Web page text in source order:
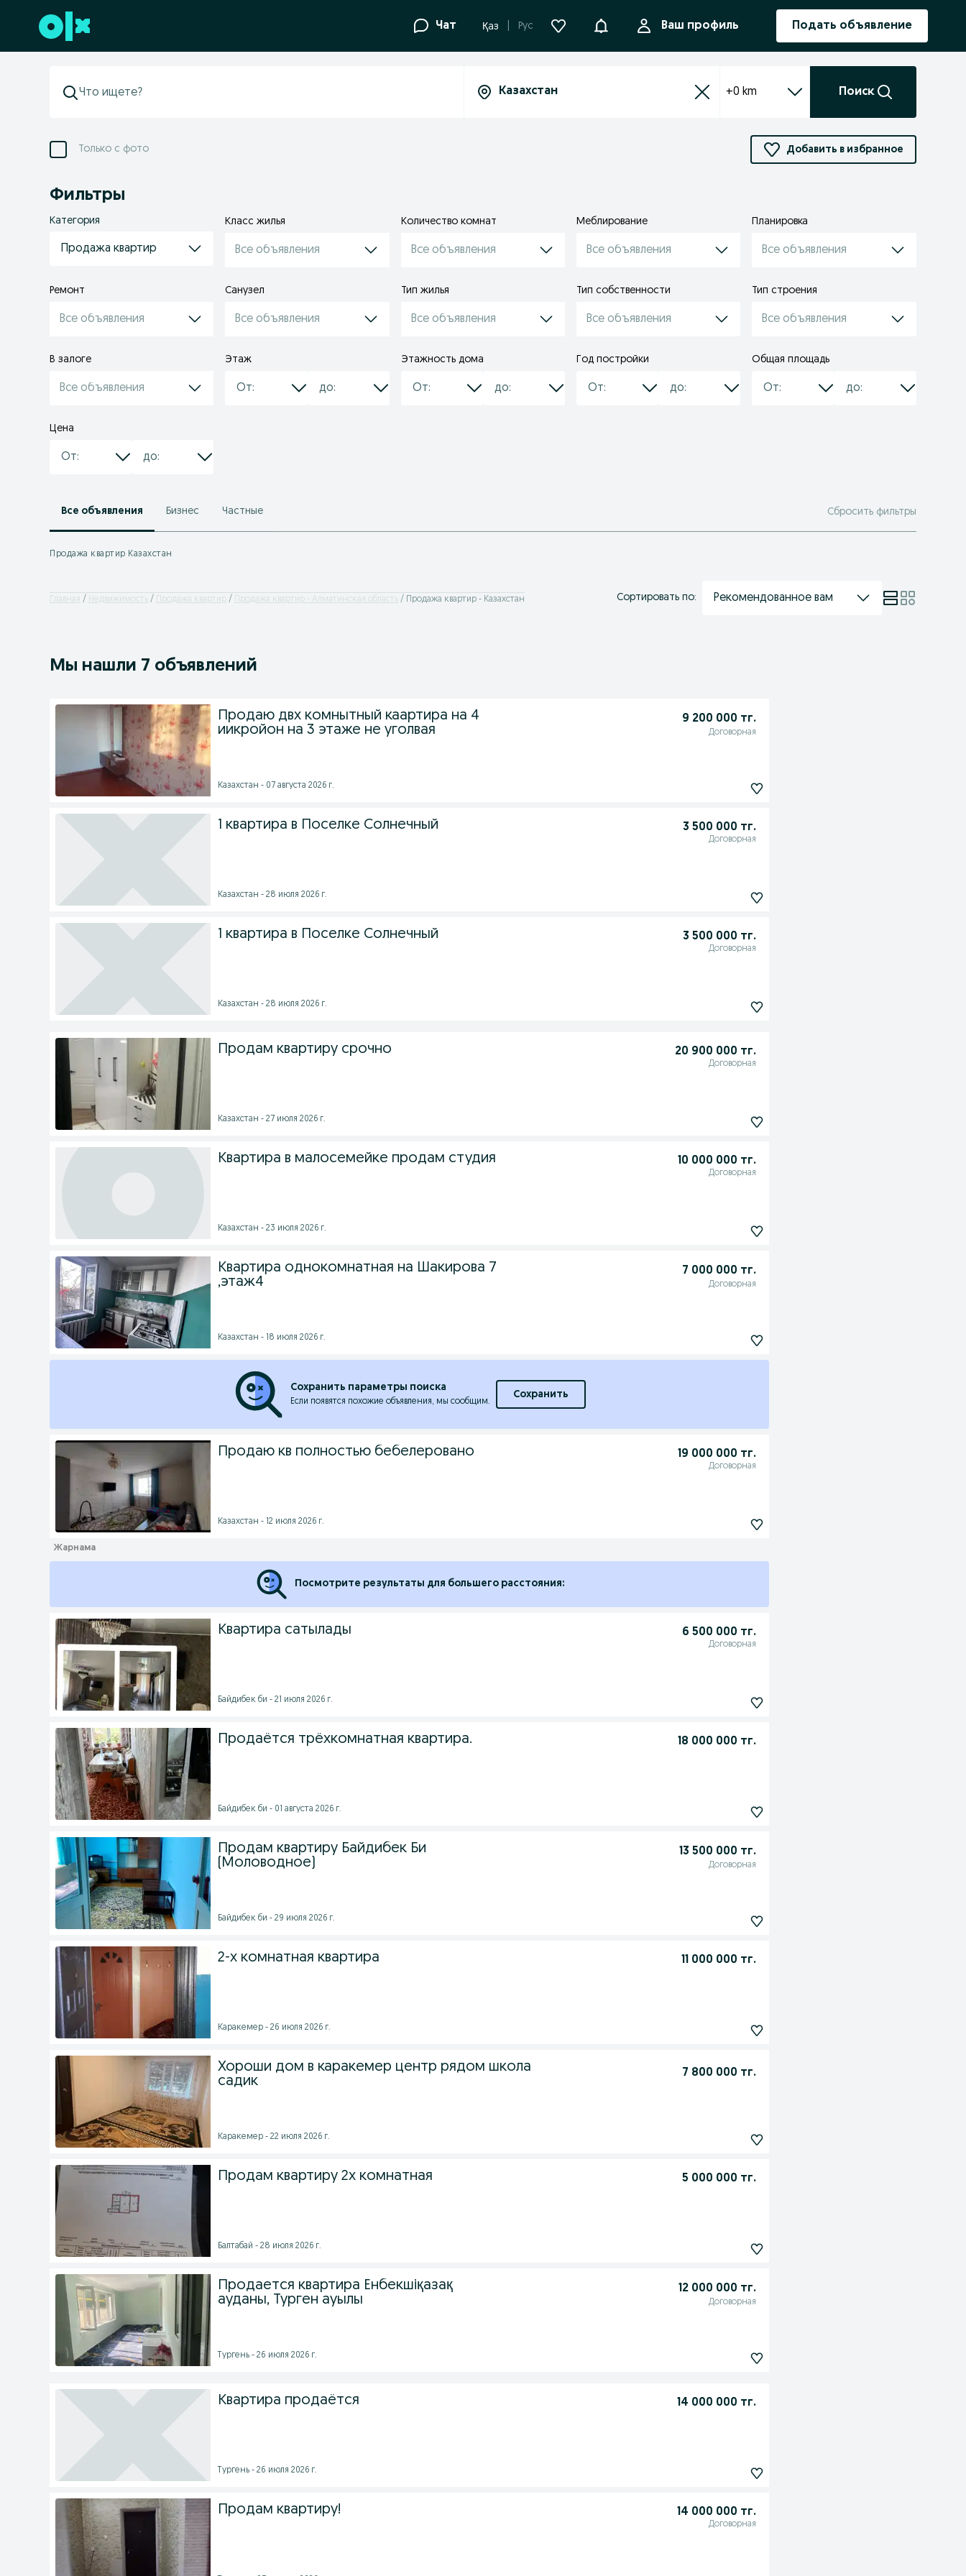
Перейти к нижнему колонтитулу Чат Қаз Рус УведомленияВаш профиль Подать объявление
+0 km Поиск
Только с фото Добавить в избранное
Фильтры
Категория
Продажа квартир
Класс жилья
Все объявления
Количество комнат
Все объявления
Меблирование
Все объявления
Планировка
Все объявления
Ремонт
Все объявления
Санузел
Все объявления
Тип жилья
Все объявления
Тип собственности
Все объявления
Тип строения
Все объявления
В залоге
Все объявления
Этаж Этажность дома Год постройки Общая площадь
Цена
Все объявления Бизнес Частные Сбросить фильтры
Продажа квартир Казахстан
Главная Недвижимость Продажа квартир Продажа квартир - Алматинская область Продажа квартир - Казахстан Сортировать по: Рекомендованное вам
Мы нашли 7 объявлений
Продаю двх комнытный каартира на 4
иикройон на 3 этаже не уголвая
9 200 000 тг.
Договорная
Казахстан - 07 августа 2026 г.
1 квартира в Поселке Солнечный 3 500 000 тг.
Договорная
Казахстан - 28 июля 2026 г.
1 квартира в Поселке Солнечный 3 500 000 тг.
Договорная
Казахстан - 28 июля 2026 г.
Продам квартиру срочно 20 900 000 тг.
Договорная
Казахстан - 27 июля 2026 г.
Квартира в малосемейке продам студия 10 000 000 тг.
Договорная
Казахстан - 23 июля 2026 г.
Квартира однокомнатная на Шакирова 7
,этаж4
7 000 000 тг.
Договорная
Казахстан - 18 июля 2026 г.
Сохранить параметры поиска
Если появятся похожие объявления, мы сообщим.
Сохранить
Продаю кв полностью бебелеровано 19 000 000 тг.
Договорная
Казахстан - 12 июля 2026 г.
Посмотрите результаты для большего расстояния:
Квартира сатылады 6 500 000 тг.
Договорная
Байдибек би - 21 июля 2026 г.
Продаётся трёхкомнатная квартира. 18 000 000 тг.
Байдибек би - 01 августа 2026 г.
Продам квартиру Байдибек Би
(Моловодное)
13 500 000 тг.
Договорная
Байдибек би - 29 июля 2026 г.
2-х комнатная квартира 11 000 000 тг.
Каракемер - 26 июля 2026 г.
Хороши дом в каракемер центр рядом школа
садик
7 800 000 тг.
Каракемер - 22 июля 2026 г.
Продам квартиру 2х комнатная 5 000 000 тг.
Балтабай - 28 июля 2026 г.
Продается квартира Енбекшіқазақ
ауданы, Турген ауылы
12 000 000 тг.
Договорная
Тургень - 26 июля 2026 г.
Квартира продаётся 14 000 000 тг.
Тургень - 26 июля 2026 г.
Продам квартиру! 14 000 000 тг.
Договорная